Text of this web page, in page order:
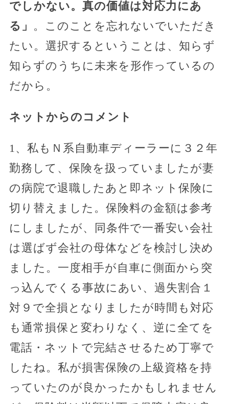
でしかない。真の価値は対応力にあ
る」 。このことを忘れないでいただき
たい。選択するということは、知らず
知らずのうちに未来を形作っているの
だから。
ネットからのコメント
1、私もＮ系自動車ディーラーに３２年
勤務して、保険を扱っていましたが妻
の病院で退職したあと即ネット保険に
切り替えました。保険料の金額は参考
にしましたが、同条件で一番安い会社
は選ばず会社の母体などを検討し決め
ました。一度相手が自車に側面から突
っ込んでくる事故にあい、過失割合１
対９で全損となりましたが時間も対応
も通常損保と変わりなく、逆に全てを
電話・ネットで完結させるため丁寧で
したね。私が損害保険の上級資格を持
っていたのが良かったかもしれません